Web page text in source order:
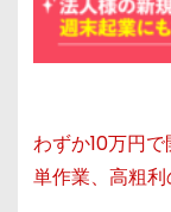
わずか10万円
単作業、高粗